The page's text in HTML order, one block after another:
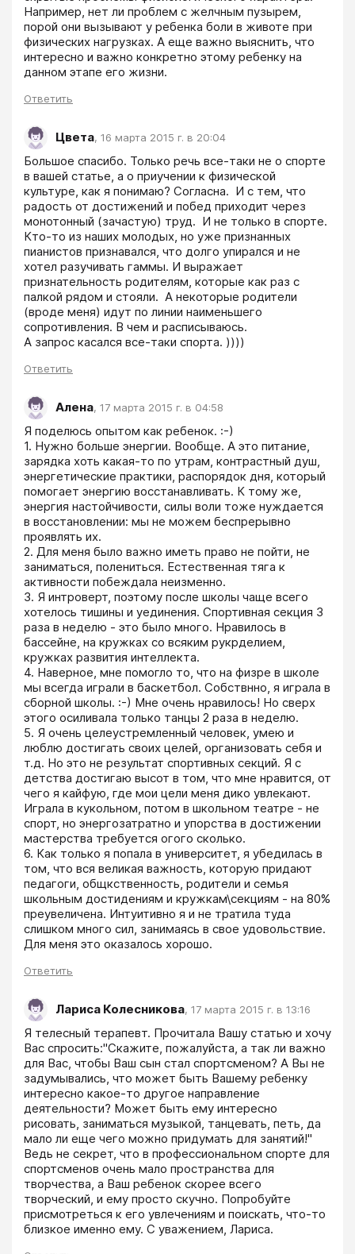
Например, нет ли проблем с желчным пузырем,
порой они вызывают у ребенка боли в животе при
физических нагрузках. А еще важно выяснить, что
интересно и важно конкретно этому ребенку на
данном этапе его жизни.
Ответить
Цвета, 16 марта 2015 г. в 20:04
Большое спасибо. Только речь все-таки не о спорте
в вашей статье, а о приучении к физической
культуре, как я понимаю? Согласна.  И с тем, что
радость от достижений и побед приходит через
монотонный (зачастую) труд.  И не только в спорте.
Кто-то из наших молодых, но уже признанных
пианистов признавался, что долго упирался и не
хотел разучивать гаммы. И выражает
признательность родителям, которые как раз с
палкой рядом и стояли.  А некоторые родители
(вроде меня) идут по линии наименьшего
сопротивления. В чем и расписываюсь.
А запрос касался все-таки спорта. ))))
Ответить
Алена, 17 марта 2015 г. в 04:58
Я поделюсь опытом как ребенок. :-)
1. Нужно больше энергии. Вообще. А это питание,
зарядка хоть какая-то по утрам, контрастный душ,
энергетические практики, распорядок дня, который
помогает энергию восстанавливать. К тому же,
энергия настойчивости, силы воли тоже нуждается
в восстановлении: мы не можем беспрерывно
проявлять их.
2. Для меня было важно иметь право не пойти, не
заниматься, полениться. Естественная тяга к
активности побеждала неизменно.
3. Я интроверт, поэтому после школы чаще всего
хотелось тишины и уединения. Спортивная секция 3
раза в неделю - это было много. Нравилось в
бассейне, на кружках со всяким рукрделием,
кружках развития интеллекта.
4. Наверное, мне помогло то, что на физре в школе
мы всегда играли в баскетбол. Собствнно, я играла в
сборной школы. :-) Мне очень нравилось! Но сверх
этого осиливала только танцы 2 раза в неделю.
5. Я очень целеустремленный человек, умею и
люблю достигать своих целей, организовать себя и
т.д. Но это не результат спортивных секций. Я с
детства достигаю высот в том, что мне нравится, от
чего я кайфую, где мои цели меня дико увлекают.
Играла в кукольном, потом в школьном театре - не
спорт, но энергозатратно и упорства в достижении
мастерства требуется огого сколько.
6. Как только я попала в университет, я убедилась в
том, что вся великая важность, которую придают
педагоги, общкственность, родители и семья
школьным достидениям и кружкам\секциям - на 80%
преувеличена. Интуитивно я и не тратила туда
слишком много сил, занимаясь в свое удовольствие.
Ответить
Лариса Колесникова, 17 марта 2015 г. в 13:16
Я телесный терапевт. Прочитала Вашу статью и хочу
Вас спросить:"Скажите, пожалуйста, а так ли важно
для Вас, чтобы Ваш сын стал спортсменом? А Вы не
задумывались, что может быть Вашему ребенку
интересно какое-то другое направление
деятельности? Может быть ему интересно
рисовать, заниматься музыкой, танцевать, петь, да
мало ли еще чего можно придумать для занятий!"
Ведь не секрет, что в профессиональном спорте для
спортсменов очень мало пространства для
творчества, а Ваш ребенок скорее всего
творческий, и ему просто скучно. Попробуйте
присмотреться к его увлечениям и поискать, что-то
близкое именно ему. С уважением, Лариса.